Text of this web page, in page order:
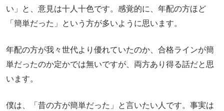
い」と、意見は十人十色です。感覚的に、年配の方ほど
「簡単だった」という方が多いように思います。
年配の方が我々世代より優れていたのか、合格ラインが簡
単だったのか定かでは無いですが、両方あり得る話だと思
います。
僕は、「昔の方が簡単だった」と言いたい人です。事実は